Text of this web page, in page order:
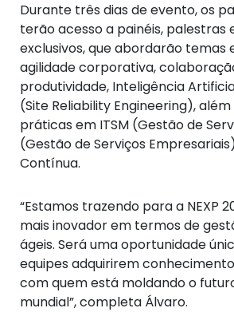
Durante três dias de evento, os
terão acesso a painéis, palestras
exclusivos, que abordarão temas
agilidade corporativa,
produtividade, Inteligência
(Site Reliability Engineering),
práticas em ITSM (Gestão de
(Gestão de Serviços
Contínua.
“Estamos trazendo para a NEXP
mais inovador em termos de
ágeis. Será uma oportunidade
equipes adquirirem
com quem está moldando o
mundial”, completa Álvaro.